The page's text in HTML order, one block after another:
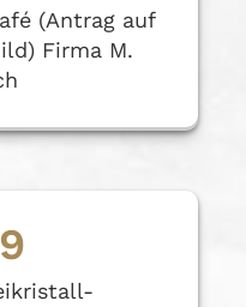
(Antrag auf
Firma M.